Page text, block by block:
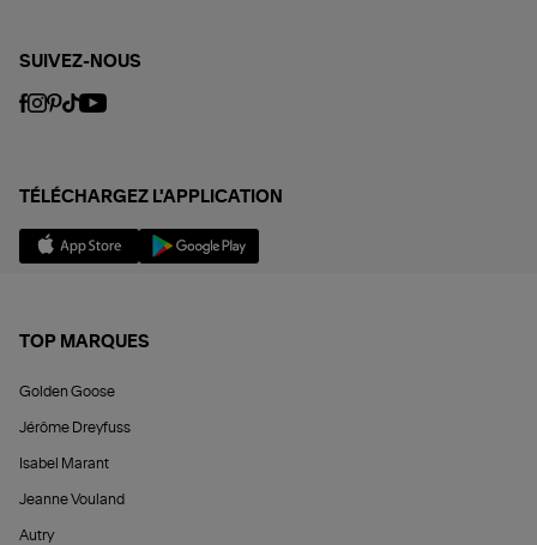
SUIVEZ-NOUS
TÉLÉCHARGEZ L'APPLICATION
TOP MARQUES
Golden Goose
Jérôme Dreyfuss
Isabel Marant
Jeanne Vouland
Autry